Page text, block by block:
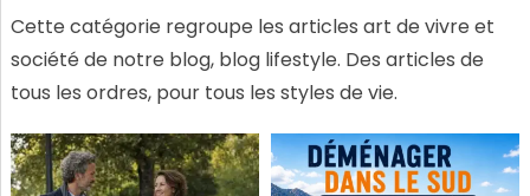
Cette catégorie regroupe les articles art de vivre et
société de notre blog, blog lifestyle. Des articles de
tous les ordres, pour tous les styles de vie.